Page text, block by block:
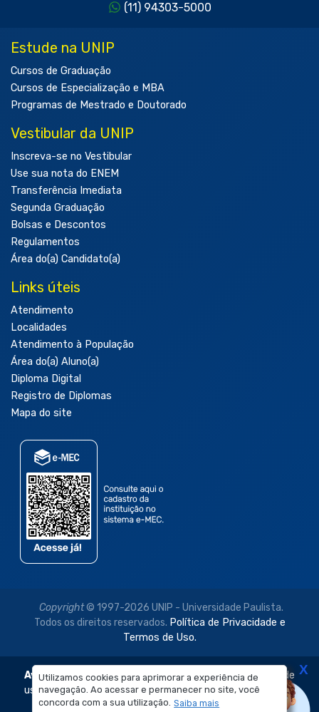
Utilizamos cookies para aprimorar a experiência de
navegação. Ao acessar e permanecer no site, você
concorda com a sua utilização. Saiba mais
(11) 94303-5000
Estude na UNIP
Cursos de Graduação
Cursos de Especialização e MBA
Programas de Mestrado e Doutorado
Vestibular da UNIP
Inscreva-se no Vestibular
Use sua nota do ENEM
Transferência Imediata
Segunda Graduação
Bolsas e Descontos
Regulamentos
Área do(a) Candidato(a)
Links úteis
Atendimento
Localidades
Atendimento à População
Área do(a) Aluno(a)
Diploma Digital
Registro de Diplomas
Mapa do site
Copyright© 1997-2026 UNIP - Universidade Paulista.
Todos os direitos reservados. Política de Privacidade e
Termos de Uso.
Aviso Legal: As imagens disponibilizadas neste site são de
uso exclusivo institucional do Sistema de Ensino Objetivo e
da Universidade Paulista – UNIP.
X